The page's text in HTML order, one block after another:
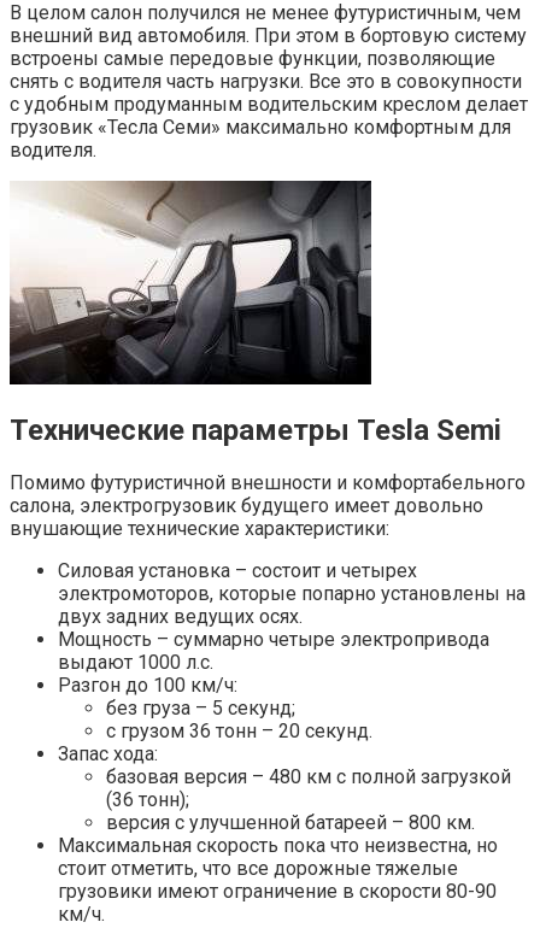
В целом салон получился не менее футуристичным, чем
внешний вид автомобиля. При этом в бортовую систему
встроены самые передовые функции, позволяющие
снять с водителя часть нагрузки. Все это в совокупности
с удобным продуманным водительским креслом делает
грузовик «Тесла Семи» максимально комфортным для
водителя.
Технические параметры Tesla Semi
Помимо футуристичной внешности и комфортабельного
салона, электрогрузовик будущего имеет довольно
внушающие технические характеристики:
Силовая установка – состоит и четырех
электромоторов, которые попарно установлены на
двух задних ведущих осях.
Мощность – суммарно четыре электропривода
выдают 1000 л.с.
Разгон до 100 км/ч:
без груза – 5 секунд;
с грузом 36 тонн – 20 секунд.
Запас хода:
базовая версия – 480 км с полной загрузкой
(36 тонн);
версия с улучшенной батареей – 800 км.
Максимальная скорость пока что неизвестна, но
стоит отметить, что все дорожные тяжелые
грузовики имеют ограничение в скорости 80-90
км/ч.